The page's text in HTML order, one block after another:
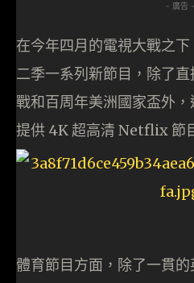
- 廣告 -
在今年四月的電視大戰之
二季一系列新節目，除了
戰和百周年美洲國家盃外
提供 4K 超高清 Netflix 節
體育節目方面，除了一貫